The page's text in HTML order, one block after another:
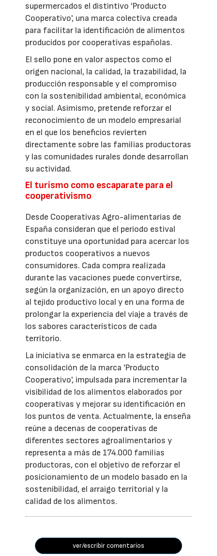
supermercados el distintivo 'Producto
Cooperativo', una marca colectiva creada
para facilitar la identificación de alimentos
producidos por cooperativas españolas.
El sello pone en valor aspectos como el
origen nacional, la calidad, la trazabilidad, la
producción responsable y el compromiso
con la sostenibilidad ambiental, económica
y social. Asimismo, pretende reforzar el
reconocimiento de un modelo empresarial
en el que los beneficios revierten
directamente sobre las familias productoras
y las comunidades rurales donde desarrollan
su actividad.
El turismo como escaparate para el
cooperativismo
Desde Cooperativas Agro-alimentarias de
España consideran que el periodo estival
constituye una oportunidad para acercar los
productos cooperativos a nuevos
consumidores. Cada compra realizada
durante las vacaciones puede convertirse,
según la organización, en un apoyo directo
al tejido productivo local y en una forma de
prolongar la experiencia del viaje a través de
los sabores característicos de cada
territorio.
La iniciativa se enmarca en la estrategia de
consolidación de la marca 'Producto
Cooperativo', impulsada para incrementar la
visibilidad de los alimentos elaborados por
cooperativas y mejorar su identificación en
los puntos de venta. Actualmente, la enseña
reúne a decenas de cooperativas de
diferentes sectores agroalimentarios y
representa a más de 174.000 familias
productoras, con el objetivo de reforzar el
posicionamiento de un modelo basado en la
sostenibilidad, el arraigo territorial y la
calidad de los alimentos.
ver/escribir comentarios